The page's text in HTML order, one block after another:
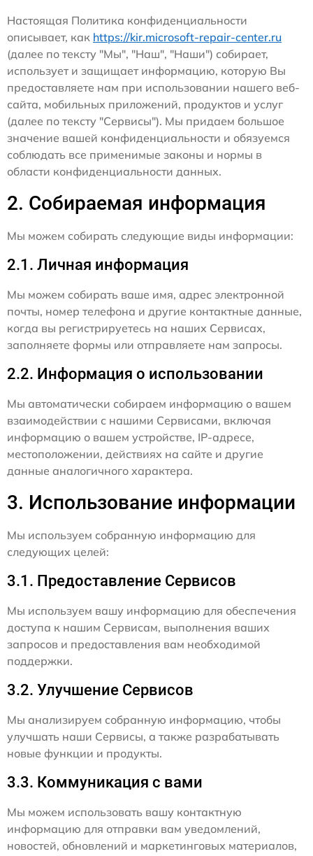
Настоящая Политика конфиденциальности
описывает, как https://kir.microsoft-repair-center.ru
(далее по тексту "Мы", "Наш", "Наши") собирает,
использует и защищает информацию, которую Вы
предоставляете нам при использовании нашего веб-
сайта, мобильных приложений, продуктов и услуг
(далее по тексту "Сервисы"). Мы придаем большое
значение вашей конфиденциальности и обязуемся
соблюдать все применимые законы и нормы в
области конфиденциальности данных.
2. Собираемая информация
Мы можем собирать следующие виды информации:
2.1. Личная информация
Мы можем собирать ваше имя, адрес электронной
почты, номер телефона и другие контактные данные,
когда вы регистрируетесь на наших Сервисах,
заполняете формы или отправляете нам запросы.
2.2. Информация о использовании
Мы автоматически собираем информацию о вашем
взаимодействии с нашими Сервисами, включая
информацию о вашем устройстве, IP-адресе,
местоположении, действиях на сайте и другие
данные аналогичного характера.
3. Использование информации
Мы используем собранную информацию для
следующих целей:
3.1. Предоставление Сервисов
Мы используем вашу информацию для обеспечения
доступа к нашим Сервисам, выполнения ваших
запросов и предоставления вам необходимой
поддержки.
3.2. Улучшение Сервисов
Мы анализируем собранную информацию, чтобы
улучшать наши Сервисы, а также разрабатывать
новые функции и продукты.
3.3. Коммуникация с вами
Мы можем использовать вашу контактную
информацию для отправки вам уведомлений,
новостей, обновлений и маркетинговых материалов,